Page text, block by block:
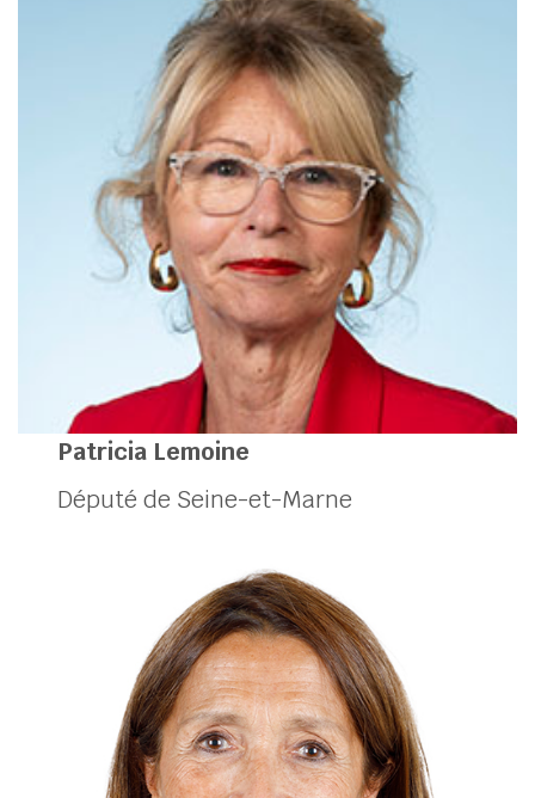
Patricia Lemoine
Député de Seine-et-Marne